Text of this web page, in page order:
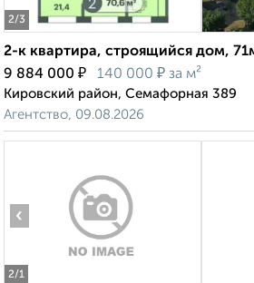
2/3
2-к квартира, строящийся дом,
9 884 000 ₽ 140 000 ₽ за м²
Кировский район, Семафорная 389
Агентство, 09.08.2026
2/1
‹